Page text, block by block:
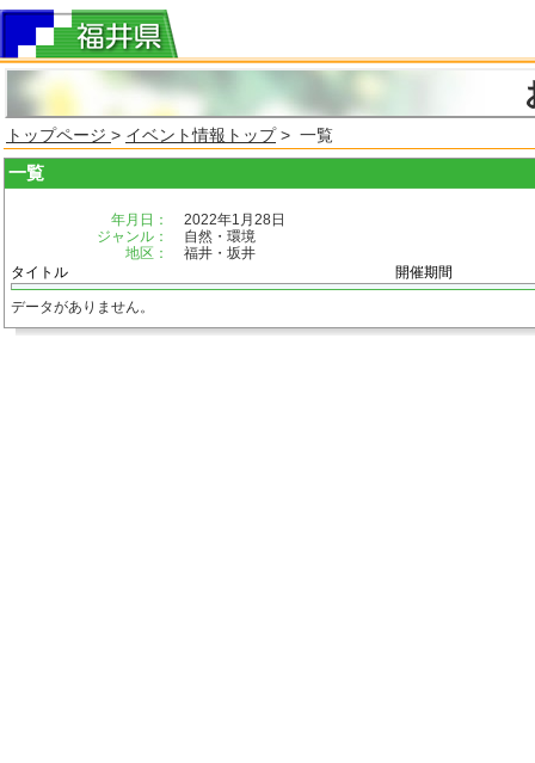
トップページ > イベント情報トップ> 一覧
一覧
年月日：
2022年1月28日
ジャンル：
自然・環境
地区：
福井・坂井
タイトル
開催期間
データがありません。